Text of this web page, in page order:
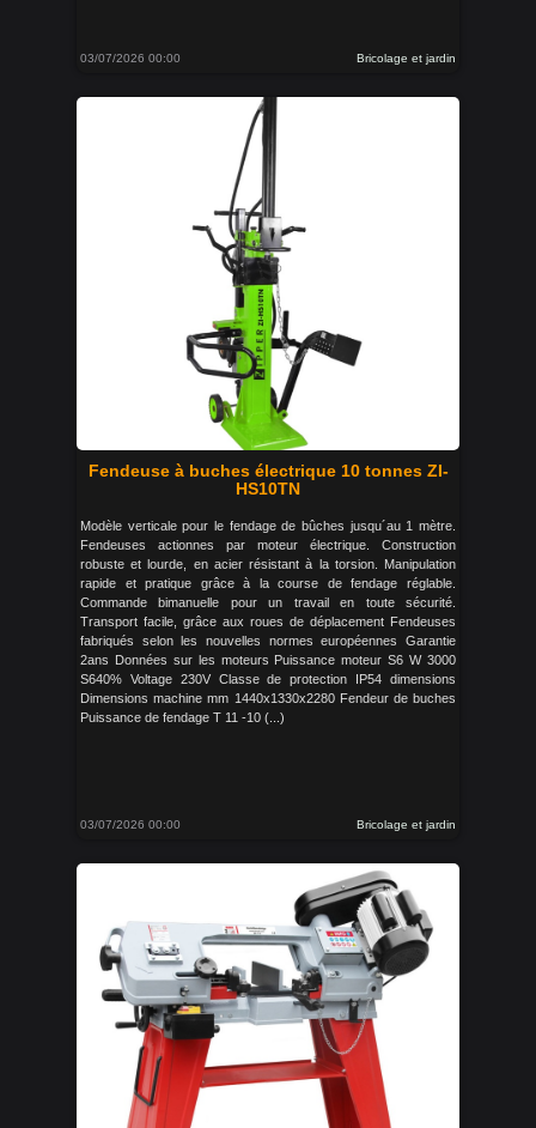
03/07/2026 00:00 Bricolage et jardin
Fendeuse à buches électrique 10 tonnes ZI-
HS10TN
Modèle verticale pour le fendage de bûches jusqu´au 1 mètre.
Fendeuses actionnes par moteur électrique. Construction
robuste et lourde, en acier résistant à la torsion. Manipulation
rapide et pratique grâce à la course de fendage réglable.
Commande bimanuelle pour un travail en toute sécurité.
Transport facile, grâce aux roues de déplacement Fendeuses
fabriqués selon les nouvelles normes européennes Garantie
2ans Données sur les moteurs Puissance moteur S6 W 3000
S640% Voltage 230V Classe de protection IP54 dimensions
Dimensions machine mm 1440x1330x2280 Fendeur de buches
Puissance de fendage T 11 -10 (...)
03/07/2026 00:00 Bricolage et jardin